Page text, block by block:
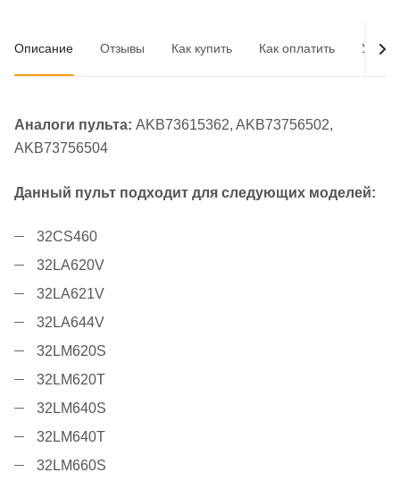
Описание Отзывы Как купить Как оплатить
Аналоги пульта: AKB73615362, AKB73756502,
AKB73756504
Данный пульт подходит для следующих моделей:
32CS460
32LA620V
32LA621V
32LA644V
32LM620S
32LM620T
32LM640S
32LM640T
32LM660S